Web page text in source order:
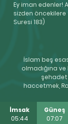
Ey iman edenler!
sizden öncekilere
Suresi 183)
İslam beş
olmadığına
şehadet
haccetmek,
İmsak
05:44
Güneş
07:07